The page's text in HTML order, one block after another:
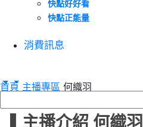
快點好好看
快點正能量
消費訊息
首頁 主播專區 何織羽
▌主播介紹 何織羽